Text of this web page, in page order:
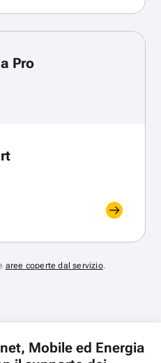
Pro
aree coperte dal servizio.
Mobile ed Energia